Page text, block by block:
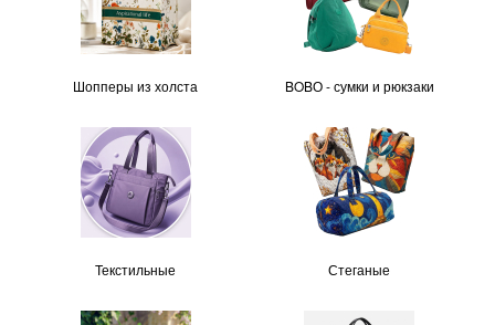
Шопперы из холста BOBО - сумки и рюкзаки
Текстильные Стеганые